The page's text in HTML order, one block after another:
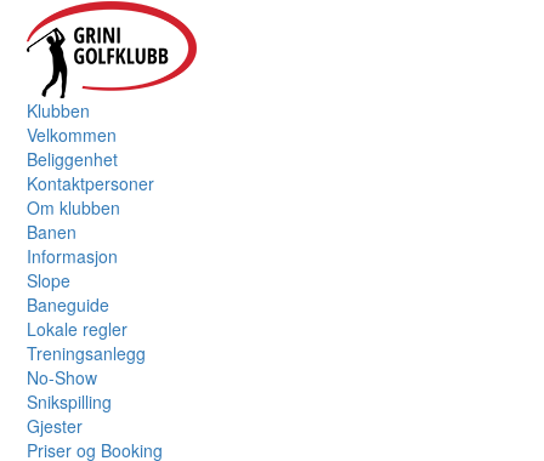
Klubben
Velkommen
Beliggenhet
Kontaktpersoner
Om klubben
Banen
Informasjon
Slope
Baneguide
Lokale regler
Treningsanlegg
No-Show
Snikspilling
Gjester
Priser og Booking